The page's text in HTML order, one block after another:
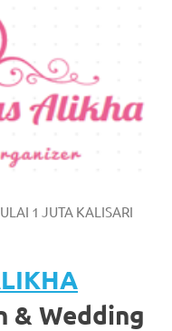
1 JUTA KALISARI
& Wedding